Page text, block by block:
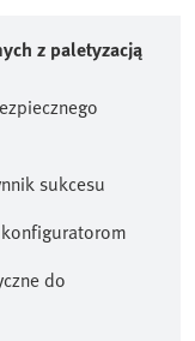
z paletyzacją
sukcesu
do